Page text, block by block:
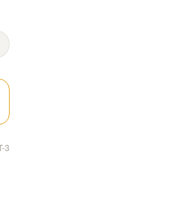
Climeo (modelos Open-Meteo).
3